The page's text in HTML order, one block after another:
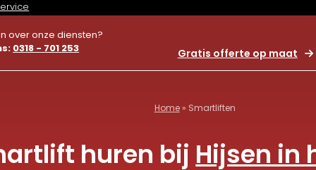
over onze diensten?
0318 - 701 253 Gratis offerte op maat
Home» Smartliften
huren bij Hijsen in